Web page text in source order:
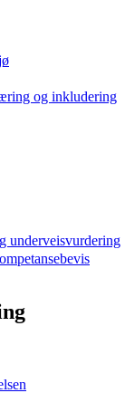
og inkludering
underveisvurdering